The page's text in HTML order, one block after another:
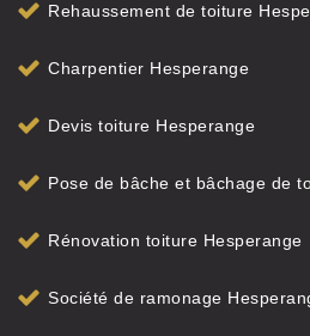
Rehaussement de toiture
Charpentier Hesperange
Devis toiture Hesperange
Pose de bâche et bâchage de
Rénovation toiture Hesperange
Société de ramonage